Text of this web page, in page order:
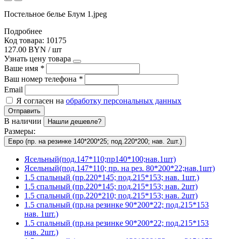
Постельное белье Блум 1.jpeg
Подробнее
Код товара: 10175
127.00 BYN / шт
Узнать цену товара
Ваше имя *
Ваш номер телефона *
Email
Я согласен на обработку персональных данных
Отправить
В наличии Нашли дешевле?
Размеры:
Евро (пр. на резинке 140*200*25; под.220*200; нав. 2шт.)
Ясельный(под.147*110;пр140*100;нав.1шт)
Ясельный(под.147*110; пр. на рез. 80*200*22;нав.1шт)
1.5 спальный (пр.220*145; под.215*153; нав. 1шт.)
1.5 спальный (пр.220*145; под.215*153; нав. 2шт)
1.5 спальный (пр.220*210; под.215*153; нав. 2шт)
1.5 спальный (пр.на резинке 90*200*22; под.215*153
нав. 1шт.)
1.5 спальный (пр.на резинке 90*200*22; под.215*153
нав. 2шт.)